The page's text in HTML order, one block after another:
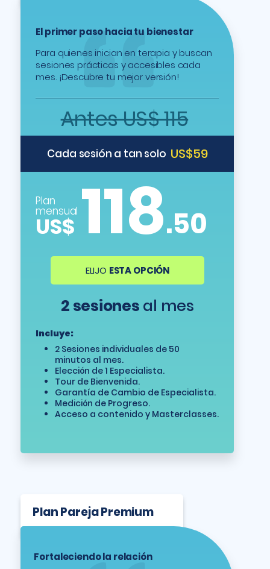
El primer paso hacia tu bienestar
Para quienes inician en terapia y buscan
sesiones prácticas y accesibles cada
mes. ¡Descubre tu mejor versión!
Antes US$ 115
Cada sesión a tan solo US$59
Plan
mensual
US$ 118.50
ELIJO ESTA OPCIÓN
2 sesiones al mes
Incluye:
2 Sesiones individuales de 50
minutos al mes.
Elección de 1 Especialista.
Tour de Bienvenida.
Garantía de Cambio de Especialista.
Medición de Progreso.
Acceso a contenido y Masterclasses.
Plan Pareja Premium
Fortaleciendo la relación